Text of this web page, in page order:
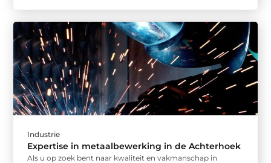
Industrie
Expertise in metaalbewerking in de Achterhoek
Als u op zoek bent naar kwaliteit en vakmanschap in